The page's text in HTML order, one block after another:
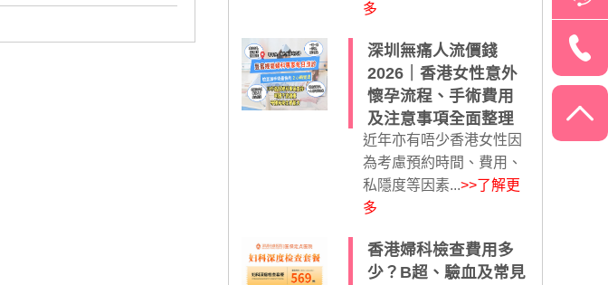
多
深圳無痛人流價錢
2026｜香港女性意外
懷孕流程、手術費用
及注意事項全面整理
近年亦有唔少香港女性因
為考慮預約時間、費用、
私隱度等因素...>>了解更
多
香港婦科檢查費用多
少？B超、驗血及常見